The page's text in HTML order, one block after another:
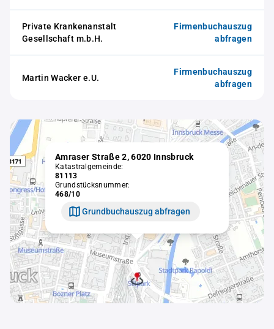
Private Krankenanstalt
Gesellschaft m.b.H.
Firmenbuchauszug
abfragen
Martin Wacker e.U.
Firmenbuchauszug
abfragen
Amraser Straße 2, 6020 Innsbruck
Katastralgemeinde:
81113
Grundstücksnummer:
468/10
Grundbuchauszug abfragen